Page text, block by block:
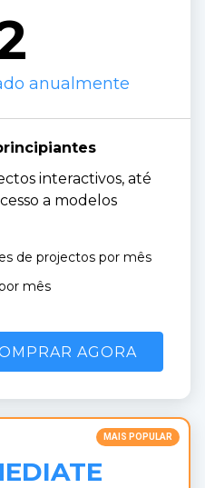
anualmente
interactivos, até
a modelos
de projectos por mês
mês
AGORA
MAIS POPULAR